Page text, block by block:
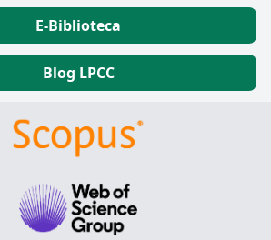
E-Biblioteca
Blog LPCC